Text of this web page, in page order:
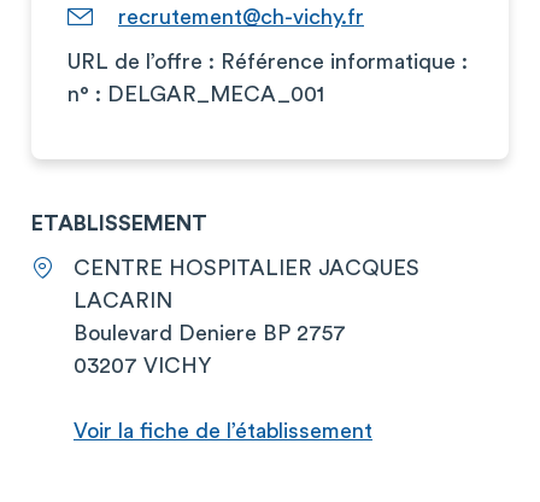
recrutement@ch-vichy.fr
URL de l’offre : Référence informatique :
n° : DELGAR_MECA_001
ETABLISSEMENT
CENTRE HOSPITALIER JACQUES
LACARIN
Boulevard Deniere BP 2757
03207 VICHY
Voir la fiche de l’établissement